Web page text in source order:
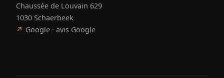
Chaussée de Louvain 629
1030 Schaerbeek
↗ Google · avis Google